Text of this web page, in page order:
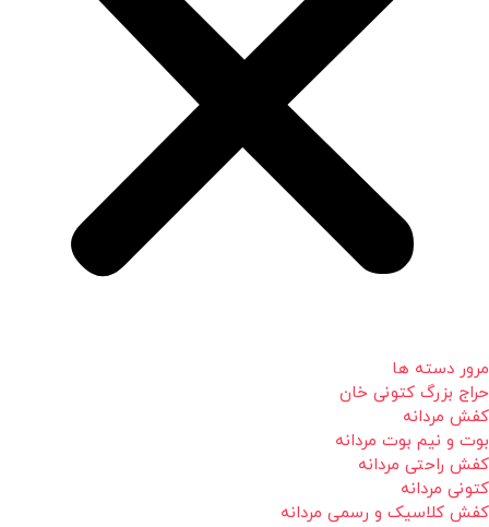
مرور دسته ها
حراج بزرگ کتونی خان
کفش مردانه
بوت و نیم بوت مردانه
کفش راحتی مردانه
کتونی مردانه
کفش کلاسیک و رسمی مردانه